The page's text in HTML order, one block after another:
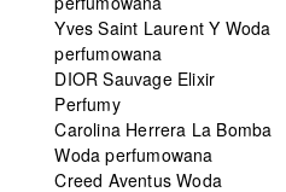
Yves Saint Laurent Y Woda
perfumowana
DIOR Sauvage Elixir
Perfumy
Carolina Herrera La Bomba
Woda perfumowana
Creed Aventus Woda